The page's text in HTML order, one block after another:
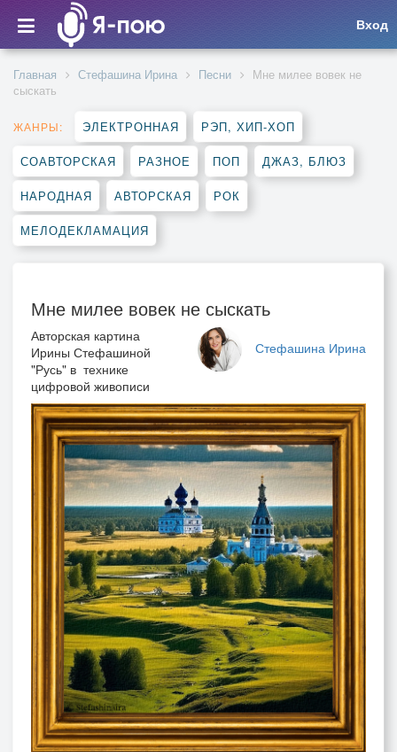
Вход
Главная Стефашина Ирина Песни
Мне милее вовек не
сыскать
ЖАНРЫ: ЭЛЕКТРОННАЯ РЭП, ХИП-ХОП
СОАВТОРСКАЯ РАЗНОЕ ПОП ДЖАЗ, БЛЮЗ
НАРОДНАЯ АВТОРСКАЯ РОК
МЕЛОДЕКЛАМАЦИЯ
Мне милее вовек не сыскать
Стефашина Ирина
Авторская картина
Ирины Стефашиной
"Русь" в технике
цифровой живописи